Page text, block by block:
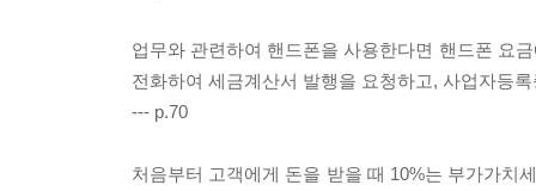
업무와 관련하여 핸드폰을 사용한다면 핸드폰 요
전화하여 세금계산서 발행을 요청하고, 사업자등
--- p.70
처음부터 고객에게 돈을 받을 때 10%는 부가가치